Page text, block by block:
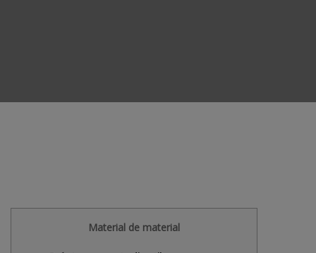
Material de material